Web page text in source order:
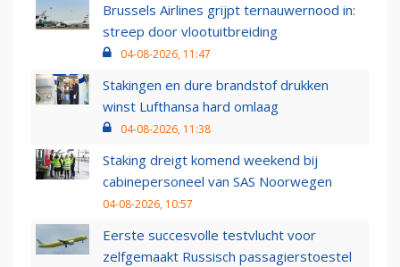
Brussels Airlines grijpt ternauwernood in:
streep door vlootuitbreiding
04-08-2026, 11:47
Stakingen en dure brandstof drukken
winst Lufthansa hard omlaag
04-08-2026, 11:38
Staking dreigt komend weekend bij
cabinepersoneel van SAS Noorwegen
04-08-2026, 10:57
Eerste succesvolle testvlucht voor
zelfgemaakt Russisch passagierstoestel